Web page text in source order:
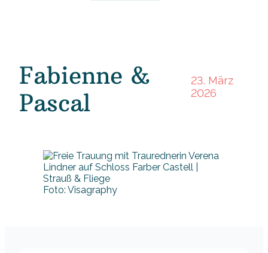
Fabienne &
Pascal
23. März
2026
Foto: Visagraphy